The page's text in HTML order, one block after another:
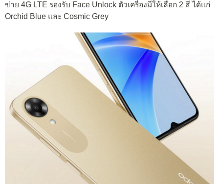
ข่าย 4G LTE รองรับ Face Unlock ตัวเครื่องมีให้เลือก 2 สี ได้แก่
Orchid Blue และ Cosmic Grey